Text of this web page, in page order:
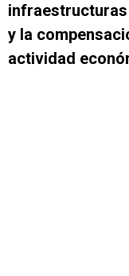
y la
actividad